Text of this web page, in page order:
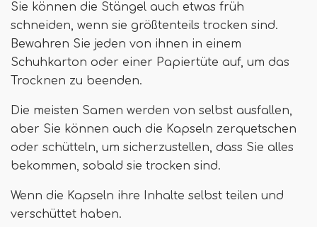
Sie können die Stängel auch etwas früh
schneiden, wenn sie größtenteils trocken sind.
Bewahren Sie jeden von ihnen in einem
Schuhkarton oder einer Papiertüte auf, um das
Trocknen zu beenden.
Die meisten Samen werden von selbst ausfallen,
aber Sie können auch die Kapseln zerquetschen
oder schütteln, um sicherzustellen, dass Sie alles
bekommen, sobald sie trocken sind.
Wenn die Kapseln ihre Inhalte selbst teilen und
verschüttet haben.